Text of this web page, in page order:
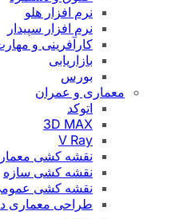
نرم افزار هلو
نرم افزار سپیدار
کارآفرینی و
بازاریابی
بورس
معماری و عمران
اتوکد
3D MAX
V Ray
نقشه کشی
نقشه کشی سازه
نقشه کشی
طراحی معماری